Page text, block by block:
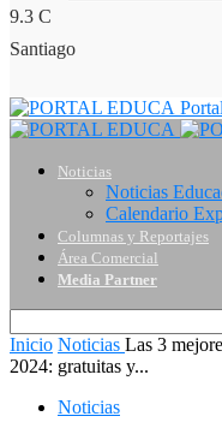
9.3 C
Santiago
Noticias
Noticias
Calendario
Columnas y Reportajes
Área Comercial
Media Partner
Inicio Noticias Las 3
2024: gratuitas y...
Noticias